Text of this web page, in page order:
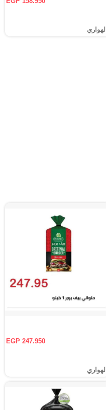
الهواري
EGP 247.950
الهواري